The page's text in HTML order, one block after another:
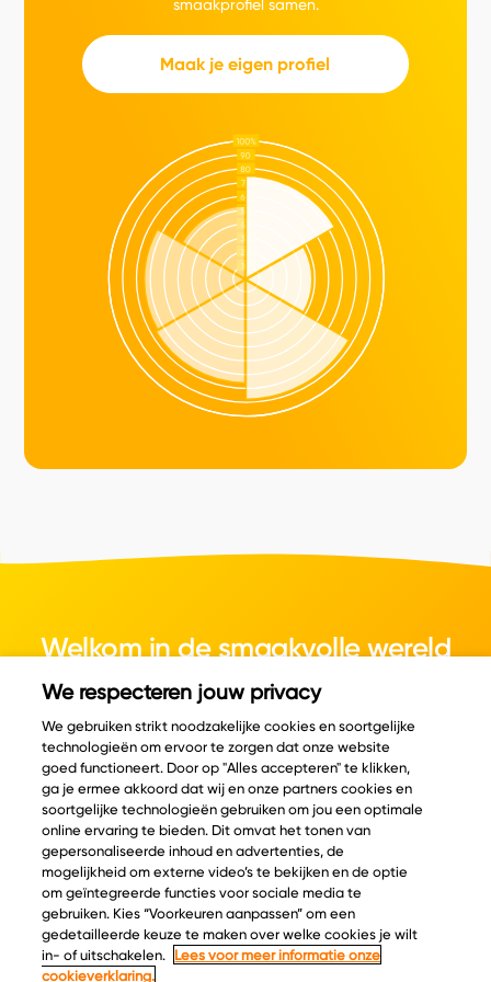
smaakprofiel samen.
Maak je eigen profiel
Welkom in de smaakvolle wereld
van kaas.
© Copyright 2026 Velder
Inspiratie
Kaascatalogus
Recepten
Kaasplankjes
Informatie
Over ons
Ontdek
Keurmerken
We respecteren jouw privacy
We gebruiken strikt noodzakelijke cookies en soortgelijke
technologieën om ervoor te zorgen dat onze website
goed functioneert. Door op "Alles accepteren" te klikken,
ga je ermee akkoord dat wij en onze partners cookies en
soortgelijke technologieën gebruiken om jou een optimale
online ervaring te bieden. Dit omvat het tonen van
gepersonaliseerde inhoud en advertenties, de
mogelijkheid om externe video’s te bekijken en de optie
om geïntegreerde functies voor sociale media te
gebruiken. Kies “Voorkeuren aanpassen” om een
gedetailleerde keuze te maken over welke cookies je wilt
in- of uitschakelen.
Lees voor meer informatie onze
cookieverklaring.